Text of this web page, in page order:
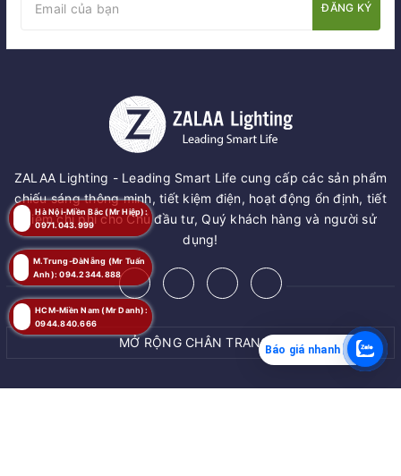
ĐĂNG KÝ
ZALAA Lighting - Leading Smart Life cung cấp các sản phẩm
chiếu sáng thông minh, tiết kiệm điện, hoạt động ổn định, tiết
kiệm chi phí cho Chủ đầu tư, Quý khách hàng và người sử
dụng!
MỞ RỘNG CHÂN TRANG
HCM-Miền Nam (Mr Danh):
0944.840.666
Hà Nội-Miền Bắc (Mr Hiệp):
0971.043.999
M.Trung-ĐàNẵng (Mr Tuấn
Anh): 094.2344.888
Báo giá nhanh